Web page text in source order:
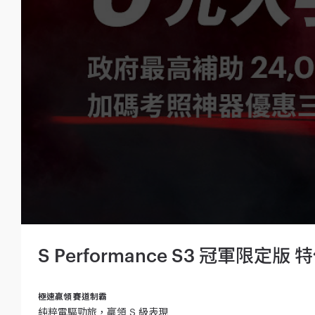
S Performance S3 冠軍限定版
極速贏領 賽道制霸
純粹電驅勁旅，贏領 S 級表現